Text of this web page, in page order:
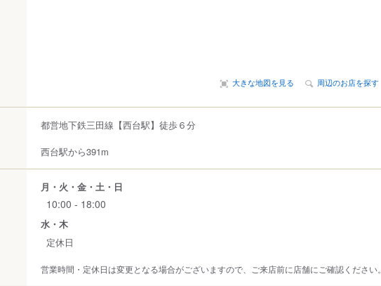
大きな地図を見る 周辺のお店を探す
都営地下鉄三田線【西台駅】徒歩６分
西台駅から391m
月・火・金・土・日
10:00 - 18:00
水・木
定休日
営業時間・定休日は変更となる場合がございますので、ご来店前に店舗にご確認ください。